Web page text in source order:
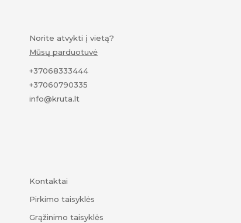
Norite atvykti į vietą?
Mūsų parduotuvė
+37068333444
+37060790335
info@kruta.lt
Kontaktai
Pirkimo taisyklės
Grąžinimo taisyklės